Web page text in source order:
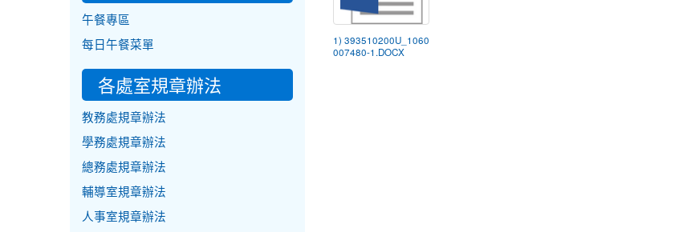
1) 393510200U_1060
007480-1.DOCX
午餐專區
每日午餐菜單
各處室規章辦法
教務處規章辦法
學務處規章辦法
總務處規章辦法
輔導室規章辦法
人事室規章辦法